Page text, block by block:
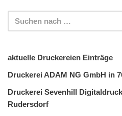
aktuelle Druckereien Einträge
Druckerei ADAM NG GmbH in
Druckerei Sevenhill
Rudersdorf